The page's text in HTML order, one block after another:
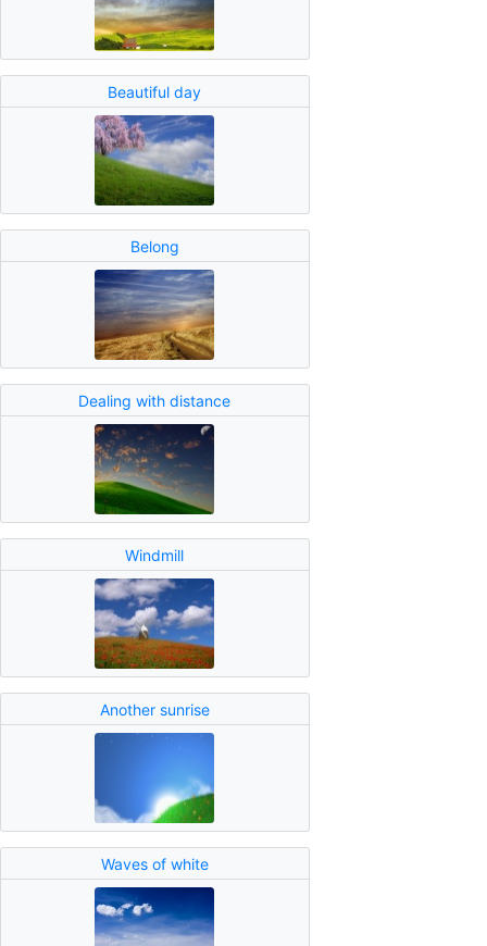
Beautiful day
Belong
Dealing with distance
Windmill
Another sunrise
Waves of white